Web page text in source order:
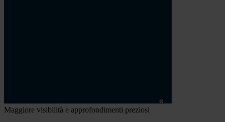
Maggiore visibilità e approfondimenti preziosi